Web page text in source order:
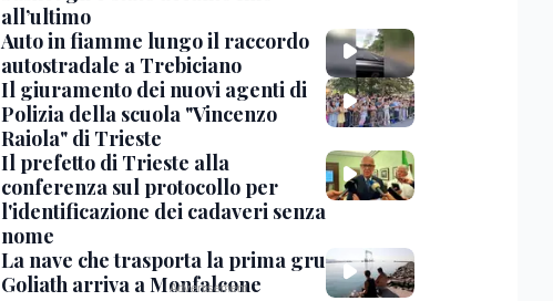
all’ultimo
Auto in fiamme lungo il raccordo
autostradale a Trebiciano
Il giuramento dei nuovi agenti di
Polizia della scuola "Vincenzo
Raiola" di Trieste
Il prefetto di Trieste alla
conferenza sul protocollo per
l'identificazione dei cadaveri senza
nome
La nave che trasporta la prima gru
Goliath arriva a Monfalcone